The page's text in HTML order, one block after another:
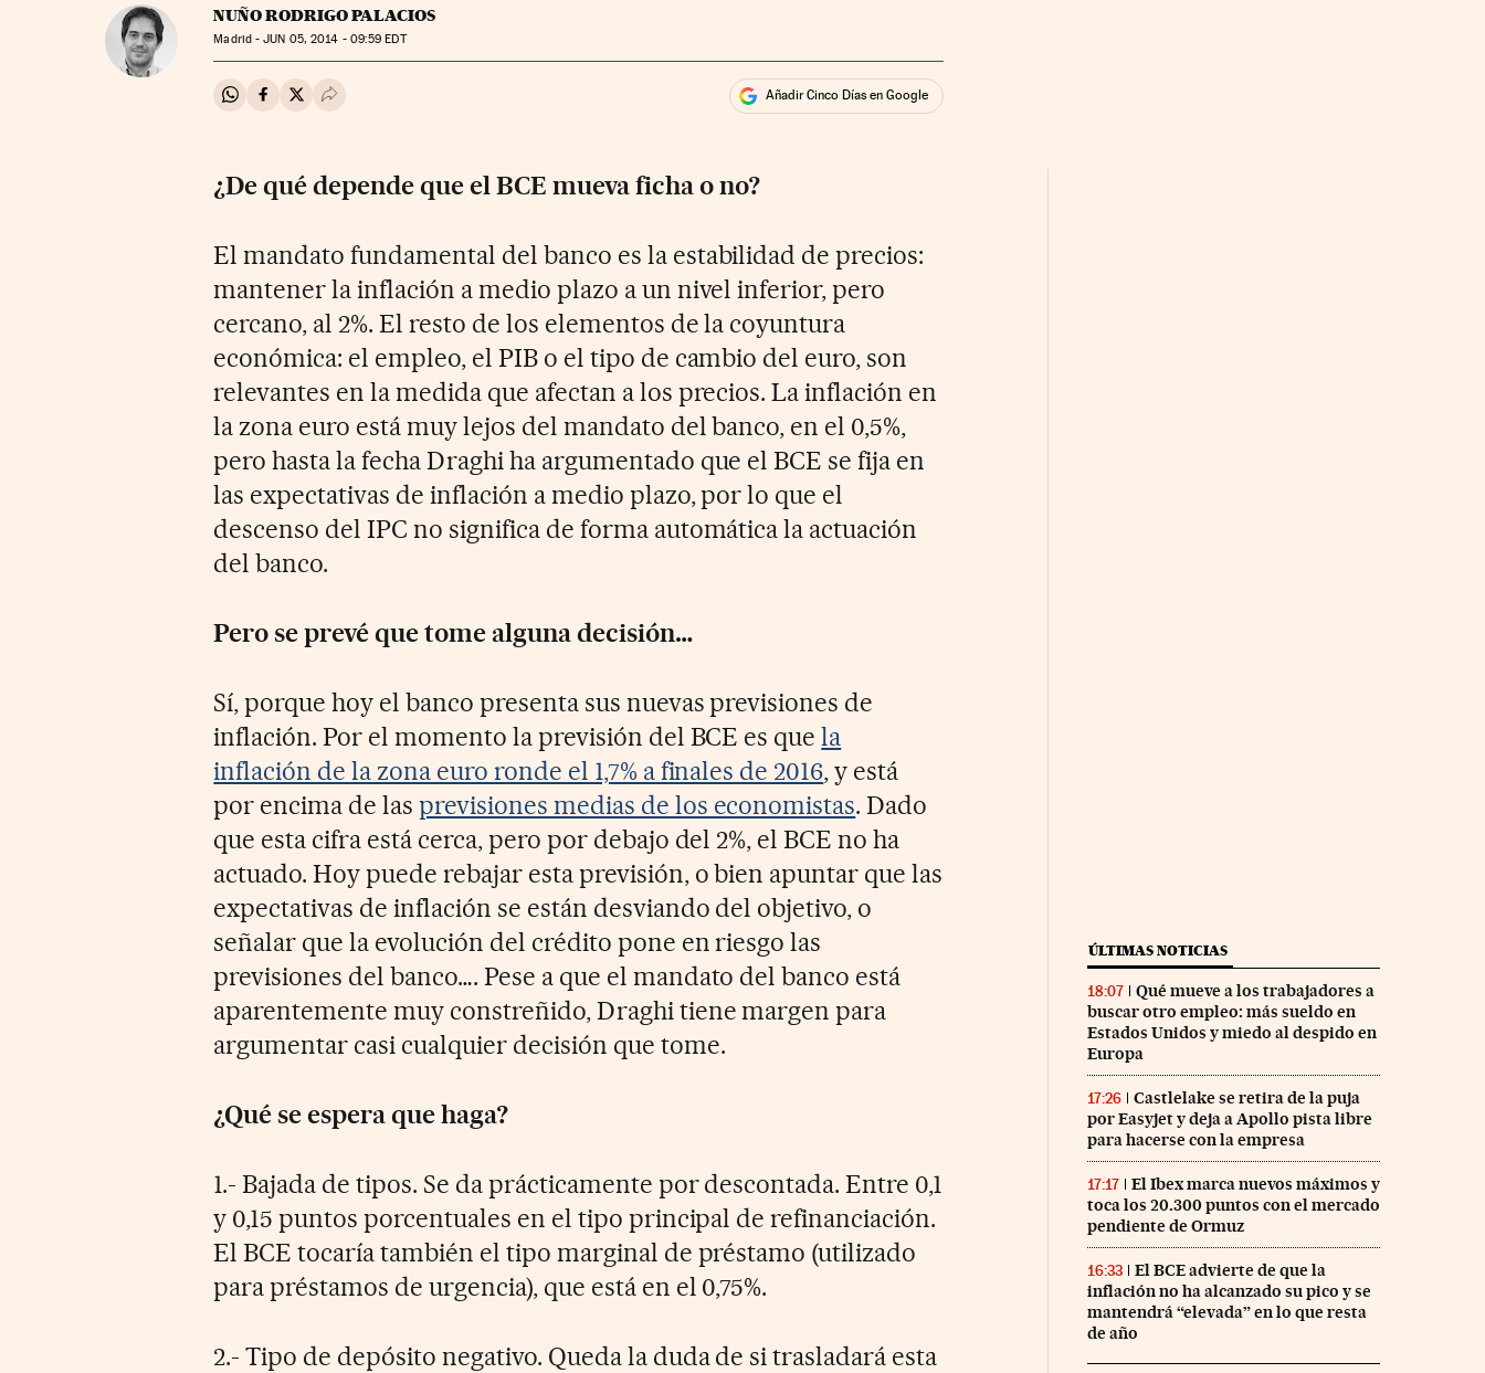
NUÑO RODRIGO PALACIOS
Madrid -JUN 05, 2014 - 09:59 EDT
Compartir en Whatsapp
Compartir en Facebook
Compartir en Twitter
Desplegar Redes Sociales Añadir Cinco Días en Google
¿De qué depende que el BCE mueva ficha o no?
El mandato fundamental del banco es la estabilidad de precios:
mantener la inflación a medio plazo a un nivel inferior, pero
cercano, al 2%. El resto de los elementos de la coyuntura
económica: el empleo, el PIB o el tipo de cambio del euro, son
relevantes en la medida que afectan a los precios. La inflación en
la zona euro está muy lejos del mandato del banco, en el 0,5%,
pero hasta la fecha Draghi ha argumentado que el BCE se fija en
las expectativas de inflación a medio plazo, por lo que el
descenso del IPC no significa de forma automática la actuación
del banco.
Pero se prevé que tome alguna decisión…
Sí, porque hoy el banco presenta sus nuevas previsiones de
inflación. Por el momento la previsión del BCE es quela
inflación de la zona euro ronde el 1,7% a finales de 2016, y está
por encima de las previsiones medias de los economistas. Dado
que esta cifra está cerca, pero por debajo del 2%, el BCE no ha
actuado. Hoy puede rebajar esta previsión, o bien apuntar que las
expectativas de inflación se están desviando del objetivo, o
señalar que la evolución del crédito pone en riesgo las
previsiones del banco…. Pese a que el mandato del banco está
aparentemente muy constreñido, Draghi tiene margen para
argumentar casi cualquier decisión que tome.
¿Qué se espera que haga?
1.- Bajada de tipos. Se da prácticamente por descontada. Entre 0,1
y 0,15 puntos porcentuales en el tipo principal de refinanciación.
El BCE tocaría también el tipo marginal de préstamo (utilizado
para préstamos de urgencia), que está en el 0,75%.
2.- Tipo de depósito negativo. Queda la duda de si trasladará esta
ÚLTIMAS NOTICIAS
18:07
Qué mueve a los trabajadores a
buscar otro empleo: más sueldo en
Estados Unidos y miedo al despido en
Europa
17:26
Castlelake se retira de la puja
por Easyjet y deja a Apollo pista libre
para hacerse con la empresa
17:17
El Ibex marca nuevos máximos y
toca los 20.300 puntos con el mercado
pendiente de Ormuz
16:33
El BCE advierte de que la
inflación no ha alcanzado su pico y se
mantendrá “elevada” en lo que resta
de año